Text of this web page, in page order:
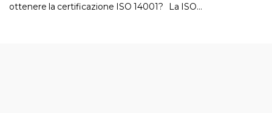
ottenere la certificazione ISO 14001? La ISO…